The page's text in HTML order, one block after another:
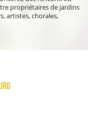
propriétaires de jardins
artistes, chorales,